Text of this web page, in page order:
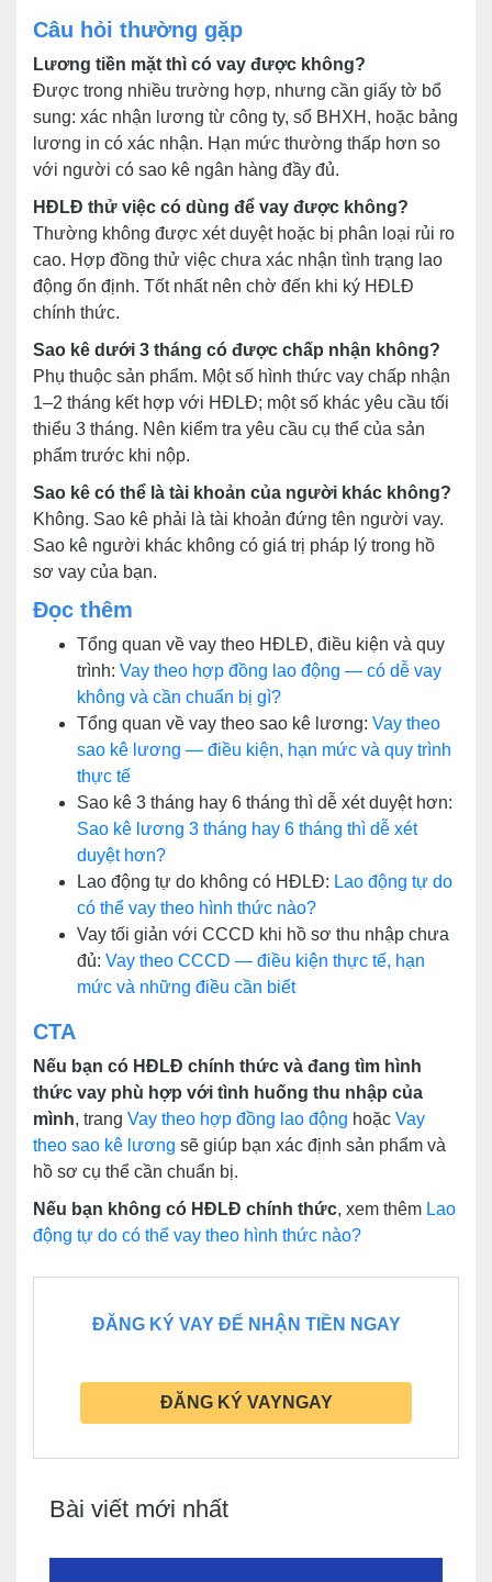
Câu hỏi thường gặp
Lương tiền mặt thì có vay được không?
Được trong nhiều trường hợp, nhưng cần giấy tờ bổ
sung: xác nhận lương từ công ty, sổ BHXH, hoặc bảng
lương in có xác nhận. Hạn mức thường thấp hơn so
với người có sao kê ngân hàng đầy đủ.
HĐLĐ thử việc có dùng để vay được không?
Thường không được xét duyệt hoặc bị phân loại rủi ro
cao. Hợp đồng thử việc chưa xác nhận tình trạng lao
động ổn định. Tốt nhất nên chờ đến khi ký HĐLĐ
chính thức.
Sao kê dưới 3 tháng có được chấp nhận không?
Phụ thuộc sản phẩm. Một số hình thức vay chấp nhận
1–2 tháng kết hợp với HĐLĐ; một số khác yêu cầu tối
thiểu 3 tháng. Nên kiểm tra yêu cầu cụ thể của sản
phẩm trước khi nộp.
Sao kê có thể là tài khoản của người khác không?
Không. Sao kê phải là tài khoản đứng tên người vay.
Sao kê người khác không có giá trị pháp lý trong hồ
sơ vay của bạn.
Đọc thêm
Tổng quan về vay theo HĐLĐ, điều kiện và quy
trình: Vay theo hợp đồng lao động — có dễ vay
không và cần chuẩn bị gì?
Tổng quan về vay theo sao kê lương: Vay theo
sao kê lương — điều kiện, hạn mức và quy trình
thực tế
Sao kê 3 tháng hay 6 tháng thì dễ xét duyệt hơn:
Sao kê lương 3 tháng hay 6 tháng thì dễ xét
duyệt hơn?
Lao động tự do không có HĐLĐ: Lao động tự do
có thể vay theo hình thức nào?
Vay tối giản với CCCD khi hồ sơ thu nhập chưa
đủ: Vay theo CCCD — điều kiện thực tế, hạn
mức và những điều cần biết
CTA
Nếu bạn có HĐLĐ chính thức và đang tìm hình
thức vay phù hợp với tình huống thu nhập của
mình, trang Vay theo hợp đồng lao động hoặc Vay
theo sao kê lương sẽ giúp bạn xác định sản phẩm và
hồ sơ cụ thể cần chuẩn bị.
Nếu bạn không có HĐLĐ chính thức, xem thêm Lao
động tự do có thể vay theo hình thức nào?
ĐĂNG KÝ VAY ĐỂ NHẬN TIỀN NGAY
ĐĂNG KÝ VAYNGAY
Bài viết mới nhất